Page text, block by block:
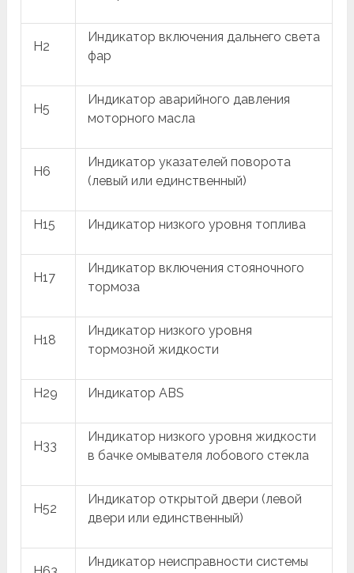
H2
Индикатор включения дальнего света
фар
H5
Индикатор аварийного давления
моторного масла
H6
Индикатор указателей поворота
(левый или единственный)
H15 Индикатор низкого уровня топлива
H17
Индикатор включения стояночного
тормоза
H18
Индикатор низкого уровня
тормозной жидкости
H29 Индикатор ABS
H33
Индикатор низкого уровня жидкости
в бачке омывателя лобового стекла
H52
Индикатор открытой двери (левой
двери или единственный)
Индикатор неисправности системы